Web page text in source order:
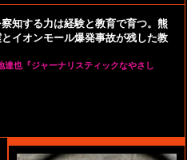
知する力は経験と教育で育つ。熊
イオンモール爆発事故が残した教
達也『ジャーナリスティックなやさし